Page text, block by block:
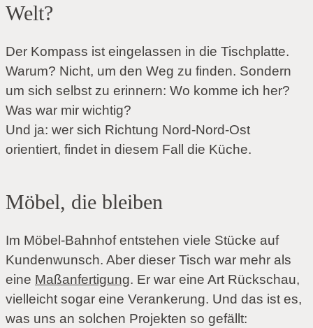
Welt?
Der Kompass ist eingelassen in die Tischplatte.
Warum? Nicht, um den Weg zu finden. Sondern
um sich selbst zu erinnern: Wo komme ich her?
Was war mir wichtig?
Und ja: wer sich Richtung Nord-Nord-Ost
orientiert, findet in diesem Fall die Küche.
Möbel, die bleiben
Im Möbel-Bahnhof entstehen viele Stücke auf
Kundenwunsch. Aber dieser Tisch war mehr als
eine Maßanfertigung. Er war eine Art Rückschau,
vielleicht sogar eine Verankerung. Und das ist es,
was uns an solchen Projekten so gefällt: